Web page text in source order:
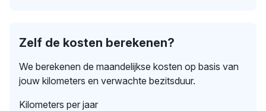
Zelf de kosten berekenen?
We berekenen de maandelijkse kosten op basis van
jouw kilometers en verwachte bezitsduur.
Kilometers per jaar